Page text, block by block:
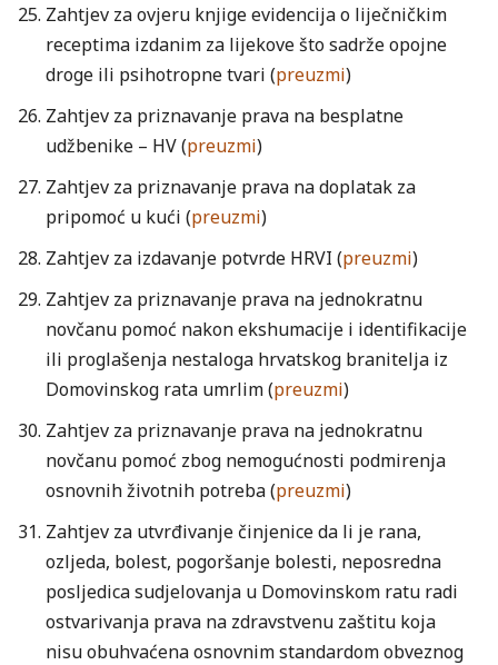
Zahtjev za ovjeru knjige evidencija o liječničkim
receptima izdanim za lijekove što sadrže opojne
droge ili psihotropne tvari (preuzmi)
Zahtjev za priznavanje prava na besplatne
udžbenike – HV (preuzmi)
Zahtjev za priznavanje prava na doplatak za
pripomoć u kući (preuzmi)
Zahtjev za izdavanje potvrde HRVI (preuzmi)
Zahtjev za priznavanje prava na jednokratnu
novčanu pomoć nakon ekshumacije i identifikacije
ili proglašenja nestaloga hrvatskog branitelja iz
Domovinskog rata umrlim (preuzmi)
Zahtjev za priznavanje prava na jednokratnu
novčanu pomoć zbog nemogućnosti podmirenja
osnovnih životnih potreba (preuzmi)
Zahtjev za utvrđivanje činjenice da li je rana,
ozljeda, bolest, pogoršanje bolesti, neposredna
posljedica sudjelovanja u Domovinskom ratu radi
ostvarivanja prava na zdravstvenu zaštitu koja
nisu obuhvaćena osnovnim standardom obveznog